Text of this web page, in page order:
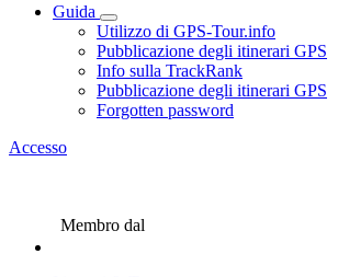
Guida
Utilizzo di GPS-Tour.info
Pubblicazione degli itinerari GPS
Info sulla TrackRank
Pubblicazione degli itinerari GPS
Forgotten password
Accesso
Membro dal